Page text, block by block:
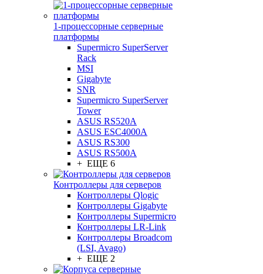
1-процессорные серверные
платформы
Supermicro SuperServer
Rack
MSI
Gigabyte
SNR
Supermicro SuperServer
Tower
ASUS RS520A
ASUS ESC4000A
ASUS RS300
ASUS RS500A
+ ЕЩЕ 6
Контроллеры для серверов
Контроллеры Qlogic
Контроллеры Gigabyte
Контроллеры Supermicro
Контроллеры LR-Link
Контроллеры Broadcom
(LSI, Avago)
+ ЕЩЕ 2